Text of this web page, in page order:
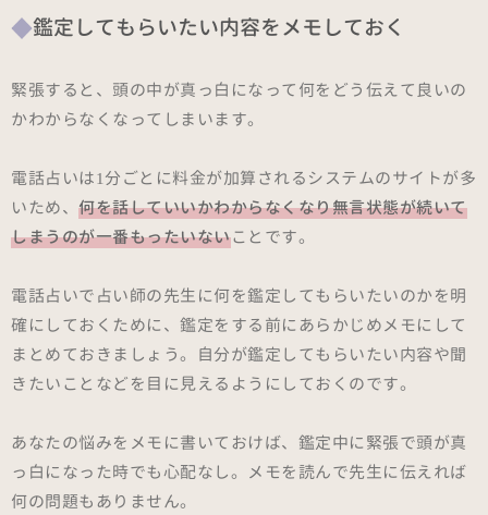
鑑定してもらいたい内容をメモしておく
緊張すると、頭の中が真っ白になって何をどう伝えて良いの
かわからなくなってしまいます。
電話占いは1分ごとに料金が加算されるシステムのサイトが多
いため、 何を話していいかわからなくなり無言状態が続いて
しまうのが一番もったいないことです。
電話占いで占い師の先生に何を鑑定してもらいたいのかを明
確にしておくために、鑑定をする前にあらかじめメモにして
まとめておきましょう。自分が鑑定してもらいたい内容や聞
きたいことなどを目に見えるようにしておくのです。
あなたの悩みをメモに書いておけば、鑑定中に緊張で頭が真
っ白になった時でも心配なし。メモを読んで先生に伝えれば
何の問題もありません。